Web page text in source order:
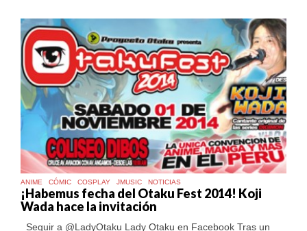
ANIME CÓMIC COSPLAY JMUSIC NOTICIAS
¡Habemus fecha del Otaku Fest 2014! Koji
Wada hace la invitación
Seguir a @LadyOtaku Lady Otaku en Facebook Tras un